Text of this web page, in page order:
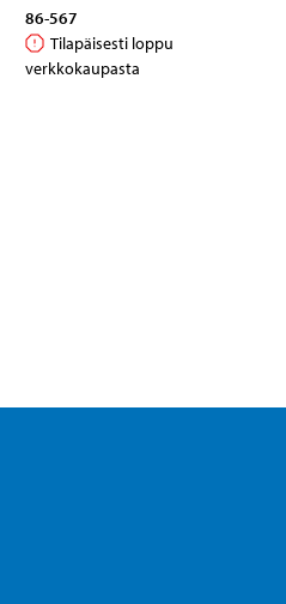
86-567
Tilapäisesti loppu
verkkokaupasta